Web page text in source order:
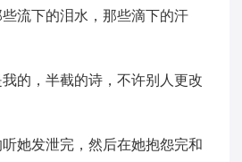
流下的泪水，那些滴下的汗
的，半截的诗，不许别人更改
她发泄完，然后在她抱怨完和